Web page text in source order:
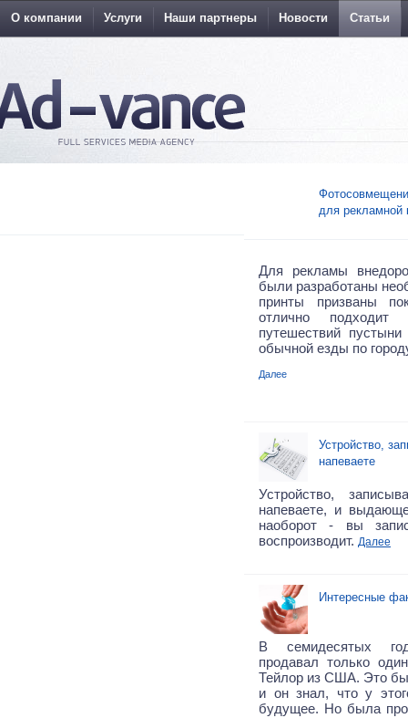
О компании Услуги Наши партнеры Новости Статьи
для рекламной
Для рекламы
были разработаны
принты призваны
отлично
путешествий
обычной езды по
Далее
Устройство,
напеваете
Устройство,
напеваете, и
наоборот - вы
воспроизводит. Далее
Интересные
В семидесятых
продавал только
Тейлор из США. Это
и он знал, что у
будущее. Но была